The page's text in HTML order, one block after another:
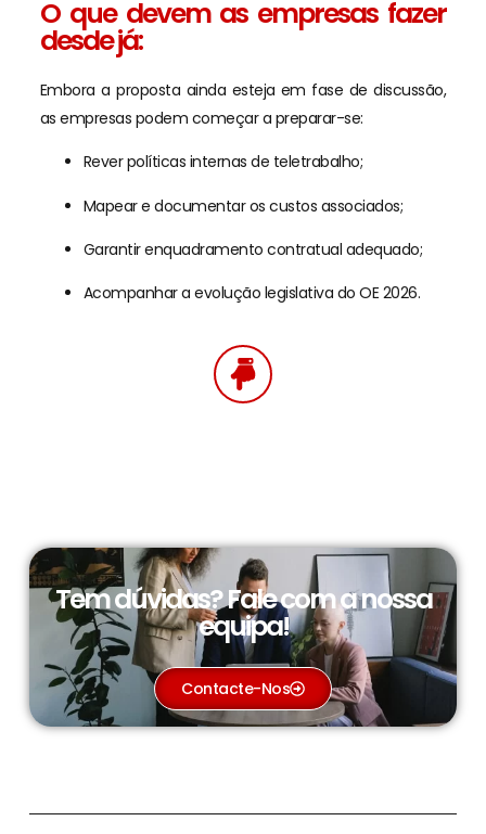
O que devem as empresas fazer
desde já:
Embora a proposta ainda esteja em fase de discussão,
as empresas podem começar a preparar-se:
Rever políticas internas de teletrabalho;
Mapear e documentar os custos associados;
Garantir enquadramento contratual adequado;
Acompanhar a evolução legislativa do OE 2026.
Tem dúvidas? Fale com a nossa
equipa!
Contacte-Nos